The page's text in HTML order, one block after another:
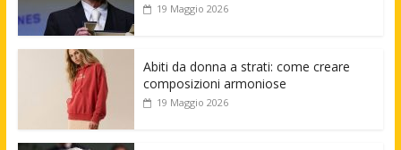
19 Maggio 2026
Abiti da donna a strati: come creare
composizioni armoniose
19 Maggio 2026